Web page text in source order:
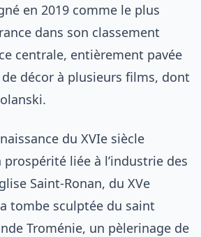
en 2019 comme le plus
dans son classement
centrale, entièrement pavée
décor à plusieurs films, dont
du XVIe siècle
liée à l’industrie des
Saint-Ronan, du XVe
tombe sculptée du saint
Troménie, un pèlerinage de